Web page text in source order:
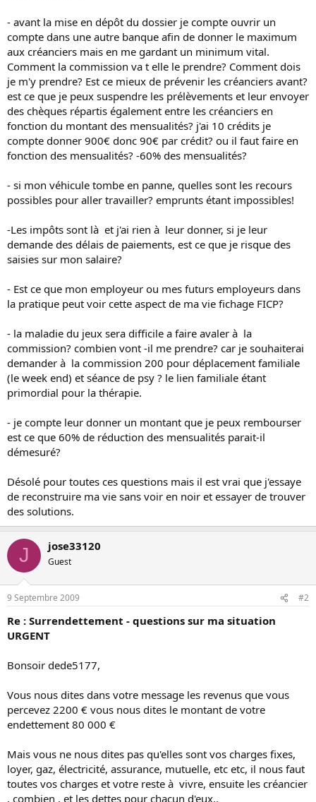
- avant la mise en dépôt du dossier je compte ouvrir un
compte dans une autre banque afin de donner le maximum
aux créanciers mais en me gardant un minimum vital.
Comment la commission va t elle le prendre? Comment dois
je m'y prendre? Est ce mieux de prévenir les créanciers avant?
est ce que je peux suspendre les prélèvements et leur envoyer
des chèques répartis également entre les créanciers en
fonction du montant des mensualités? j'ai 10 crédits je
compte donner 900€ donc 90€ par crédit? ou il faut faire en
fonction des mensualités? -60% des mensualités?
- si mon véhicule tombe en panne, quelles sont les recours
possibles pour aller travailler? emprunts étant impossibles!
-Les impôts sont là et j'ai rien à leur donner, si je leur
demande des délais de paiements, est ce que je risque des
saisies sur mon salaire?
- Est ce que mon employeur ou mes futurs employeurs dans
la pratique peut voir cette aspect de ma vie fichage FICP?
- la maladie du jeux sera difficile a faire avaler à la
commission? combien vont -il me prendre? car je souhaiterai
demander à la commission 200 pour déplacement familiale
(le week end) et séance de psy ? le lien familiale étant
primordial pour la thérapie.
- je compte leur donner un montant que je peux rembourser
est ce que 60% de réduction des mensualités parait-il
démesuré?
Désolé pour toutes ces questions mais il est vrai que j'essaye
de reconstruire ma vie sans voir en noir et essayer de trouver
des solutions.
J jose33120
Guest
9 Septembre 2009 #2
Re : Surrendettement - questions sur ma situation
URGENT
Bonsoir dede5177,
Vous nous dites dans votre message les revenus que vous
percevez 2200 € vous nous dites le montant de votre
endettement 80 000 €
Mais vous ne nous dites pas qu'elles sont vos charges fixes,
loyer, gaz, électricité, assurance, mutuelle, etc etc, il nous faut
toutes vos charges et votre reste à vivre, ensuite les créancier
, combien , et les dettes pour chacun d'eux,.